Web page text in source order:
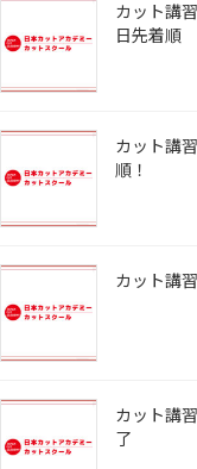
カット講
日先着順
カット講
順！
カット講
カット講
了